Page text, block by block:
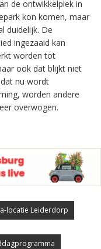
de ontwikkelplek in
kon komen, maar
duidelijk. De
ingezaaid kan
worden tot
ook dat blijkt niet
nu wordt
worden andere
overwogen.
locatie Leiderdorp